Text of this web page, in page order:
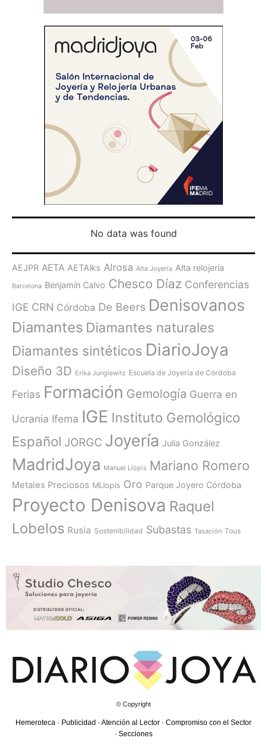
No data was found
AEJPR AETA AETAlks Alrosa Alta Joyería Alta relojería
Barcelona Benjamín Calvo Chesco Díaz Conferencias
IGE CRN Córdoba De Beers Denisovanos
Diamantes Diamantes naturales
Diamantes sintéticos DiarioJoya
Diseño 3D Erika Junglewitz Escuela de Joyería de Córdoba
Ferias Formación Gemología Guerra en
Ucrania Ifema IGE Instituto Gemológico
Español JORGC Joyería Julia González
MadridJoya Manuel Llopis Mariano Romero
Metales Preciosos MLlopis Oro Parque Joyero Córdoba
Proyecto Denisova Raquel
Lobelos Rusia Sostenibilidad Subastas Tasación Tous
© Copyright
Hemeroteca · Publicidad · Atención al Lector · Compromiso con el Sector
· Secciones